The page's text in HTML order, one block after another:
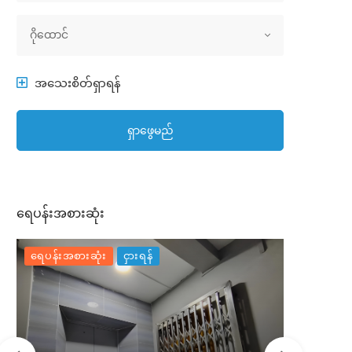
အိမ်အမျိုးအစား
ဂိုထောင်
အသေးစိတ်ရှာရန်
ရှာဖွေမည်
ရေပန်းအစားဆုံး
ရေပန်းအစားဆုံး ငှားရန်